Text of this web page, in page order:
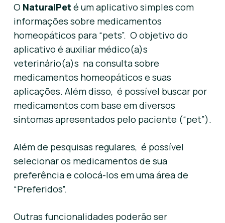
O NaturalPet é um aplicativo simples com
informações sobre medicamentos
homeopáticos para “pets”. O objetivo do
aplicativo é auxiliar médico(a)s
veterinário(a)s na consulta sobre
medicamentos homeopáticos e suas
aplicações. Além disso, é possível buscar por
medicamentos com base em diversos
sintomas apresentados pelo paciente (“pet”).
Além de pesquisas regulares, é possível
selecionar os medicamentos de sua
preferência e colocá-los em uma área de
“Preferidos”.
Outras funcionalidades poderão ser